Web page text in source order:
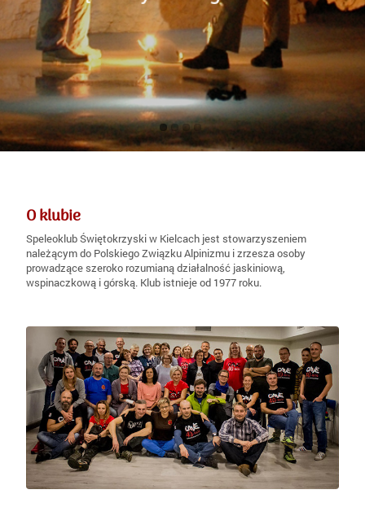
31 października.
Zobacz
Każdy znajdzie coś dla siebie..... :)
Zobacz
CHELOSIOWA
JAMA
O klubie
Speleoklub Świętokrzyski w Kielcach jest stowarzyszeniem
należącym do Polskiego Związku Alpinizmu i zrzesza osoby
prowadzące szeroko rozumianą działalność jaskiniową,
wspinaczkową i górską. Klub istnieje od 1977 roku.